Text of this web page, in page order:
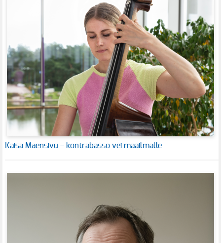
Kaisa Mäensivu – kontrabasso vei maailmalle